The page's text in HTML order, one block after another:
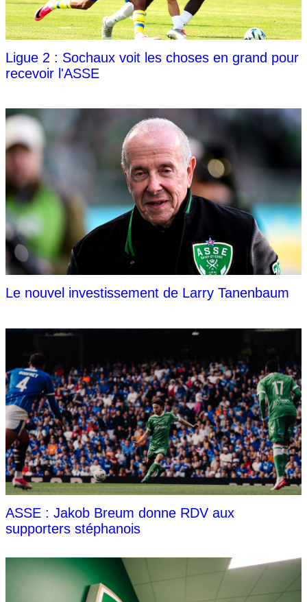
Ligue 2 : Sochaux voit les choses en grand pour
recevoir l'ASSE
Le nouvel investissement de Larry Tanenbaum
ASSE : Jakob Breum donne RDV aux
supporters stéphanois